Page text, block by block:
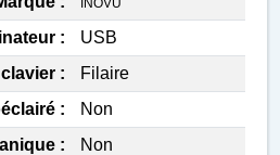
INOVU
:
USB
:
Filaire
:
Non
:
Non